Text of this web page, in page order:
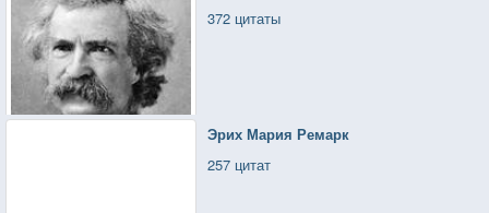
372 цитаты
Эрих Мария Ремарк
257 цитат